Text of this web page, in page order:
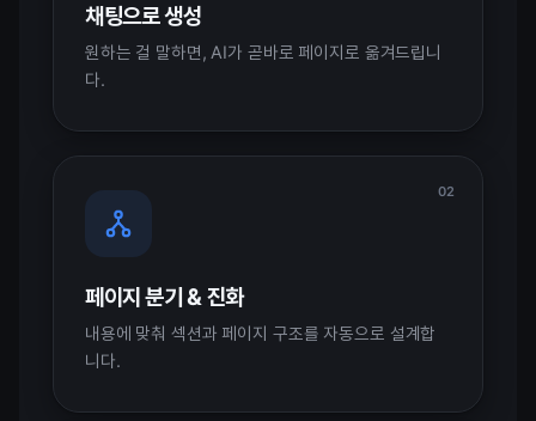
채팅으로 생성
원하는 걸 말하면, AI가 곧바로 페이지로 옮겨드립니
다.
02
페이지 분기 & 진화
내용에 맞춰 섹션과 페이지 구조를 자동으로 설계합
니다.